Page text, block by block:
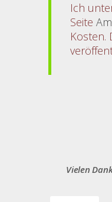
Ich
Seite
Kosten.
Vielen